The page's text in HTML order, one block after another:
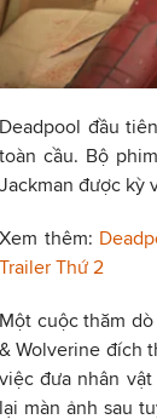
Deadpool đầu
toàn cầu. Bộ
Jackman được kỳ
Xem thêm:
Trailer Thứ 2
Một cuộc thăm
& Wolverine đích
việc đưa nhân
lại màn ảnh sau